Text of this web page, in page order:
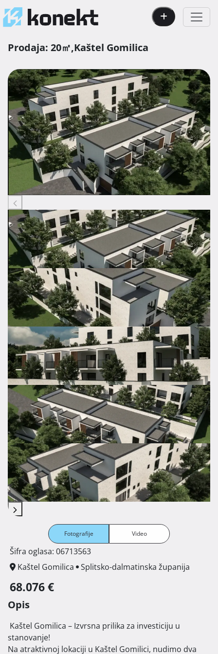
Prodaja: 20㎡,Kaštel Gomilica
Fotografije Video
Šifra oglasa: 06713563
Kaštel Gomilica
Splitsko-dalmatinska županija
68.076 €
Opis
stanovanje!
Na atraktivnoj lokaciji u Kaštel Gomilici, nudimo dva